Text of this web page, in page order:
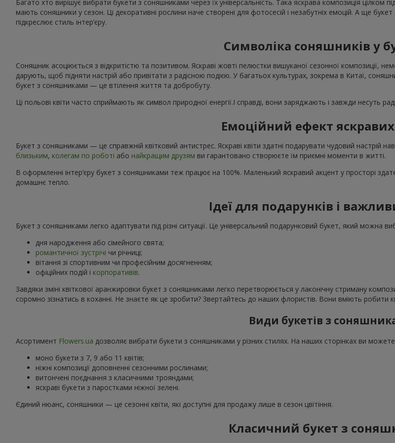
Багато хто вирішує вибрати букети з соняшниками через їх універсальність. Така яскрава композиція цілком
мають соняшники у сезон. Ці декоративні рослини наче створені для фотосесій і незабутніх емоцій. А ще
підкреслює стиль інтер’єру.
Символіка соняшників у
Соняшник асоціюється з відкритістю та позитивом. Яскраві жовті пелюстки вишуканої сезонної композиції,
дарують, щоб підняти настрій або привітати з радісною подією. У багатьох культурах, зокрема в Китаї,
букет з соняшниками — це втілення життя та добробуту.
Ці польові квіти часто сприймають як символ природної енергії.І справді, вони заряджають і завжди несуть
Емоційний ефект яскравих
Букет з соняшниками — це справжній квітковий антистрес. Яскраві квіти здатні подарувати чудовий настрій
близьким, колегам по роботі або найкращим друзям ви гарантовано створюєте їм приємні моменти в житті.
В оформленні інтер’єру букет з соняшниками теж працює на 100%. Маленький яскравий акцент у просторі
домашнє тепло.
Ідеї для подарунків і
Букет з соняшниками легко адаптувати під різні ситуації. Це універсальний подарунковий букет, який можна
дня народження або сімейного свята;
романтичної зустрічі чи річниці;
вітання зі спортивним чи професійним досягненням;
офіційних подій і корпоративів.
Завдяки зміні квіткової аранжировки букет з соняшниками легко перетворюється у лаконічну стриману
соромно зізнатись в коханні. Не знаєте як це зробити? Звертайтесь до наших флористів. Вони вміють
Види букетів з
Асортимент Flowers.ua дозволяє вибрати букети з соняшниками у різних стилях. На наших сторінках ви
моно букети з 7, 9 або 11 квітів;
ніжні композиції доповненні сезонними рослинами;
витончені поєднання з класичними трояндами;
яскраві букети з паростками ніжної зелені.
Єдиний нюанс, соняшники — це сезонні квіти, які доступні для продажу лише в сезон цвітіння.
Класичний букет з